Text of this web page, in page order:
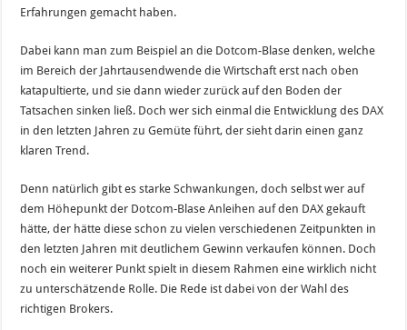
Erfahrungen gemacht haben.
Dabei kann man zum Beispiel an die Dotcom-Blase denken, welche
im Bereich der Jahrtausendwende die Wirtschaft erst nach oben
katapultierte, und sie dann wieder zurück auf den Boden der
Tatsachen sinken ließ. Doch wer sich einmal die Entwicklung des DAX
in den letzten Jahren zu Gemüte führt, der sieht darin einen ganz
klaren Trend.
Denn natürlich gibt es starke Schwankungen, doch selbst wer auf
dem Höhepunkt der Dotcom-Blase Anleihen auf den DAX gekauft
hätte, der hätte diese schon zu vielen verschiedenen Zeitpunkten in
den letzten Jahren mit deutlichem Gewinn verkaufen können. Doch
noch ein weiterer Punkt spielt in diesem Rahmen eine wirklich nicht
zu unterschätzende Rolle. Die Rede ist dabei von der Wahl des
richtigen Brokers.